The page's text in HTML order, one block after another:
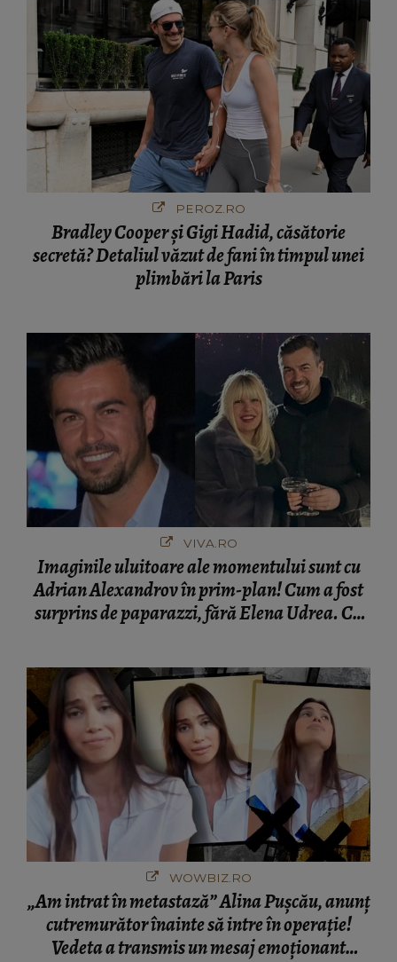
PEROZ.RO
Bradley Cooper și Gigi Hadid, căsătorie
secretă? Detaliul văzut de fani în timpul unei
plimbări la Paris
VIVA.RO
Imaginile uluitoare ale momentului sunt cu
Adrian Alexandrov în prim-plan! Cum a fost
surprins de paparazzi, fără Elena Udrea. Cu
WOWBIZ.RO
„Am intrat în metastază” Alina Pușcău, anunț
cutremurător înainte să intre în operație!
Vedeta a transmis un mesaj emoționant